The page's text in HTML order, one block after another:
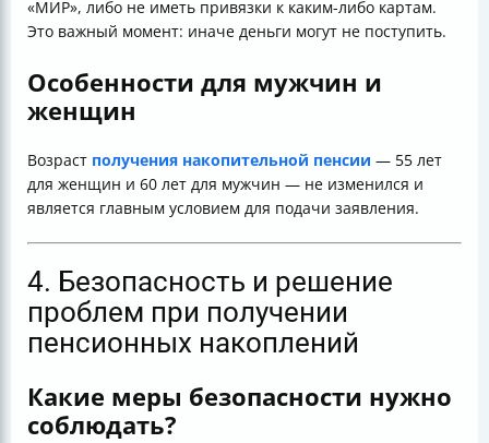
«МИР», либо не иметь привязки к каким-либо картам.
Это важный момент: иначе деньги могут не поступить.
Особенности для мужчин и
женщин
Возраст получения накопительной пенсии — 55 лет
для женщин и 60 лет для мужчин — не изменился и
является главным условием для подачи заявления.
4. Безопасность и решение
проблем при получении
пенсионных накоплений
Какие меры безопасности нужно
соблюдать?